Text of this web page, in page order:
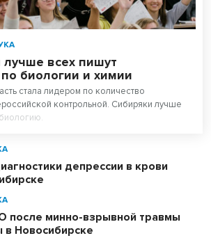
всех пишут
биологии и химии
стала лидером по количество
контрольной. Сибиряки лучше
депрессии в крови
после минно-взрывной травмы
в Новосибирске